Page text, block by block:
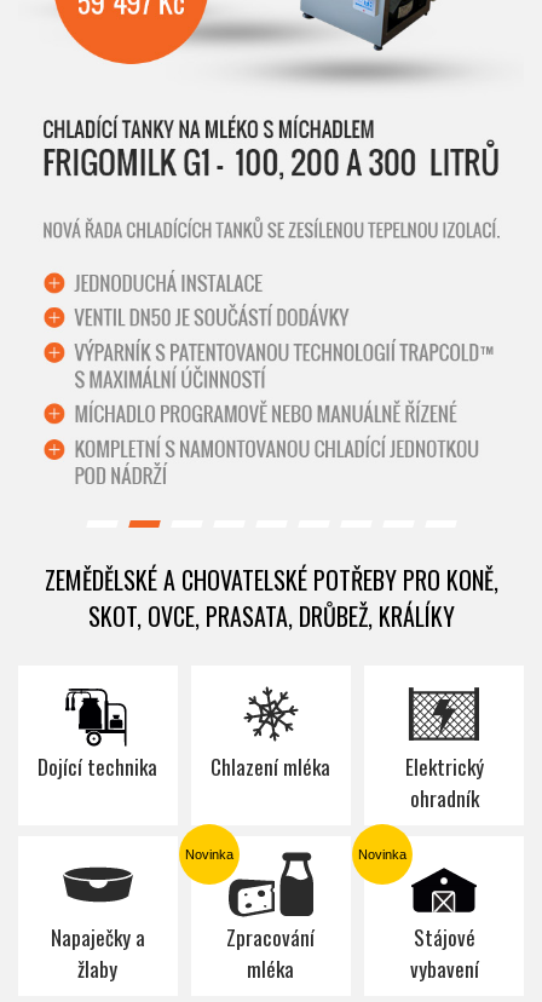
ZEMĚDĚLSKÉ A CHOVATELSKÉ POTŘEBY PRO KONĚ,
SKOT, OVCE, PRASATA, DRŮBEŽ, KRÁLÍKY
Dojící technika Chlazení mléka
Elektrický
ohradník
Napaječky a
žlaby
Zpracování
mléka
Novinka
Stájové
vybavení
Novinka